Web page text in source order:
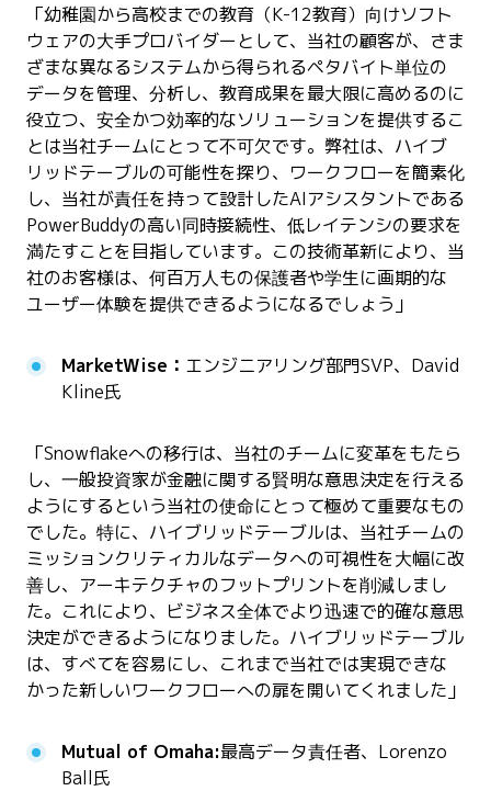
「幼稚園から高校までの教育（K-12教育）向けソフト
ウェアの大手プロバイダーとして、当社の顧客が、さま
ざまな異なるシステムから得られるペタバイト単位の
データを管理、分析し、教育成果を最大限に高めるのに
役立つ、安全かつ効率的なソリューションを提供するこ
とは当社チームにとって不可欠です。弊社は、ハイブ
リッドテーブルの可能性を探り、ワークフローを簡素化
し、当社が責任を持って設計したAIアシスタントである
PowerBuddyの高い同時接続性、低レイテンシの要求を
満たすことを目指しています。この技術革新により、当
社のお客様は、何百万人もの保護者や学生に画期的な
ユーザー体験を提供できるようになるでしょう」
MarketWise： エンジニアリング部門SVP、David
Kline氏
「Snowflakeへの移行は、当社のチームに変革をもたら
し、一般投資家が金融に関する賢明な意思決定を行える
ようにするという当社の使命にとって極めて重要なもの
でした。特に、ハイブリッドテーブルは、当社チームの
ミッションクリティカルなデータへの可視性を大幅に改
善し、アーキテクチャのフットプリントを削減しまし
た。これにより、ビジネス全体でより迅速で的確な意思
決定ができるようになりました。ハイブリッドテーブル
は、すべてを容易にし、これまで当社では実現できな
かった新しいワークフローへの扉を開いてくれました」
Mutual of Omaha:最高データ責任者、Lorenzo
Ball氏